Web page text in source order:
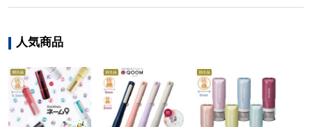
人気商品